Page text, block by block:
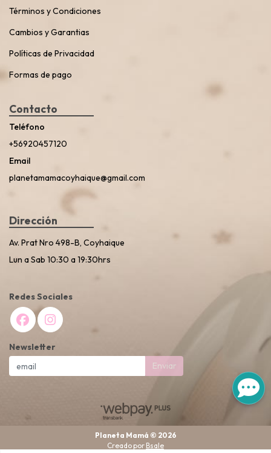
Términos y Condiciones
Cambios y Garantias
Políticas de Privacidad
Formas de pago
Contacto
Teléfono
+56920457120
Email
planetamamacoyhaique@gmail.com
Dirección
Av. Prat Nro 498-B, Coyhaique
Lun a Sab 10:30 a 19:30hrs
Redes Sociales
Newsletter
Enviar
Planeta Mamá © 2026
Creado por Bsale